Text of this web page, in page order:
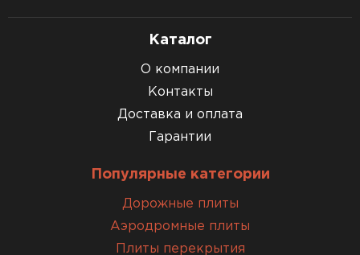
Каталог
О компании
Контакты
Доставка и оплата
Гарантии
Популярные категории
Дорожные плиты
Аэродромные плиты
Плиты перекрытия